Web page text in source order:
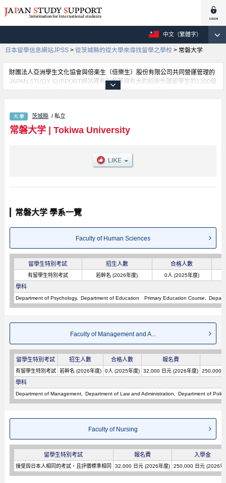
中文（繁體字）
日本留學信息網站JPSS > 從茨城縣的從大學來尋找留學之學校 > 常磐大学
財團法人亞洲學生文化協會與倍楽生（倍樂生）股份有限公司共同營運管理的
JAPAN STUDY SUPPORT網站裡有刊載著現有大約招收外國留學生的1300個
學校的大學學部、大學院、短期大學、專門學校的招生訊息。
部等各別學部的不同訊息，以及招收名額、合格人數等考試資訊、設施介紹、
聯絡方式等對外國留學生是必要之訊息都刊載於此，請務必查閱及利用此網
站。
茨城縣 / 私立
常磐大学| Tokiwa University
常磐大学 學系一覽
Faculty of Human Sciences
留學生特別考試 招生人數 合格人數
有留學生特別考試 若幹名 (2026年度) 0人 (2025年度)
學科
Department of Psychology Department of Education Primary Education Course
Faculty of Management and A...
留學生特別考試 招生人數 合格人數 報名費
有留學生特別考試 若幹名 (2026年度) 0人 (2025年度) 32,000 日元 (2026年度) 250,000
學科
Department of Management Department of Law and Administration Department of
Faculty of Nursing
留學生特別考試 報名費 入學金
接受與日本人相同的考試，且評價標準相同 32,000 日元 (2026年度) 250,000 日元 (2026年